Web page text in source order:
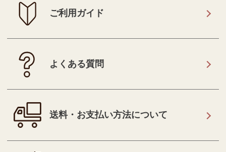
ご利用ガイド
よくある質問
送料・お支払い方法について